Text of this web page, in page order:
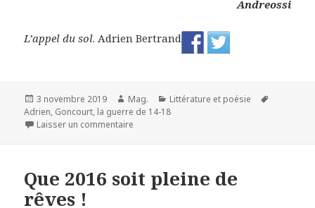
Andreossi
L’appel du sol. Adrien Bertrand
Publié
le
3 novembre 2019 Auteur
Mag. Catégories
Littérature et poésie
Adrien, Goncourt, la guerre de 14-18
Laisser un commentaire
Que 2016 soit pleine de
rêves !